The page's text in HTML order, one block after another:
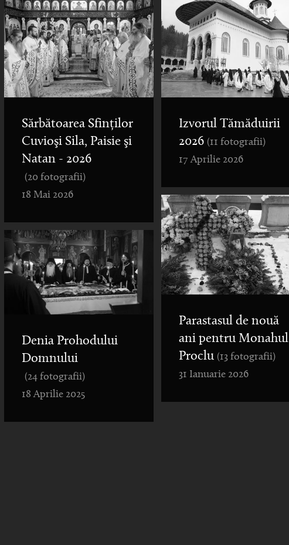
Sărbătoarea Sfinților
Cuvioşi Sila, Paisie şi
Natan - 2026
(20 fotografii)
18 Mai 2026
Izvorul Tămăduirii
2026 (11 fotografii)
17 Aprilie 2026
Parastasul de nouă
ani pentru Monahul
Proclu (13 fotografii)
31 Ianuarie 2026
Denia Prohodului
Domnului
(24 fotografii)
18 Aprilie 2025